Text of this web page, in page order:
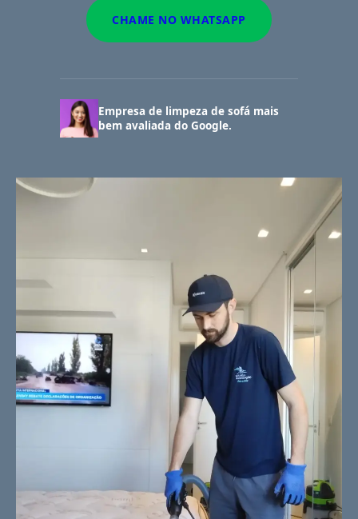
CHAME NO WHATSAPP
Empresa de limpeza de sofá mais
bem avaliada do Google.